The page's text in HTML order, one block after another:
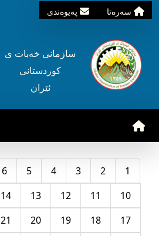
سه‌ره‌تا په‌یوه‌ندی
سازمانی خه‌بات ی
کوردستانی
ئێران
1
2
3
4
5
6
10
11
12
13
14
17
18
19
20
21